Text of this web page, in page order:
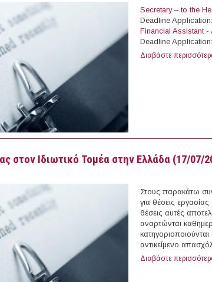
Secretary – to the
Deadline
Financial Assistant -
Deadline
Διαβάστε
στον Ιδιωτικό Τομέα στην Ελλάδα (17/07/
Στους παρακάτω
για θέσεις
θέσεις αυτές
αναρτώνται
αντικείμενο
Διαβάστε